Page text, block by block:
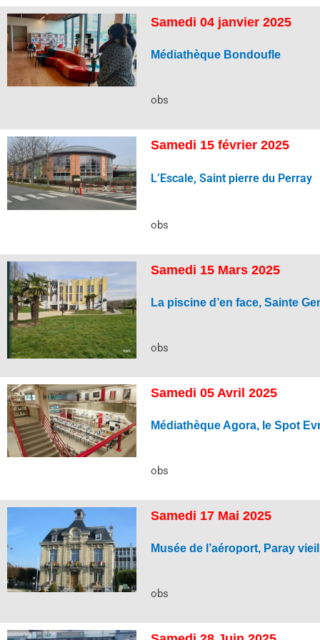
Samedi 04 janvier 2025
Médiathèque Bondoufle
obs
Samedi 15 février 2025
L’Escale, Saint pierre du Perray
obs
Samedi 15 Mars 2025
La piscine d’en face, Sainte
obs
Samedi 05 Avril 2025
Médiathèque Agora, le Spot
obs
Samedi 17 Mai 2025
Musée de l’aéroport, Paray
obs